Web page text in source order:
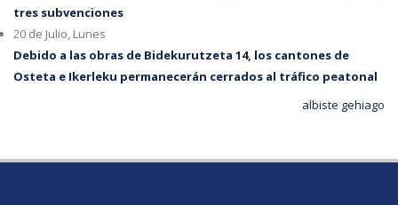
tres subvenciones
20 de Julio, Lunes
Debido a las obras de Bidekurutzeta 14, los cantones de
Osteta e Ikerleku permanecerán cerrados al tráfico peatonal
albiste gehiago